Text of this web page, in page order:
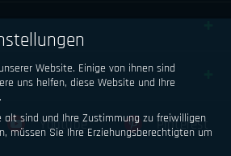
Youtube Pinterest
Website. Einige von ihnen sind
uns helfen, diese Website und Ihre
alt sind und Ihre Zustimmung zu freiwilligen
müssen Sie Ihre Erziehungsberechtigten um